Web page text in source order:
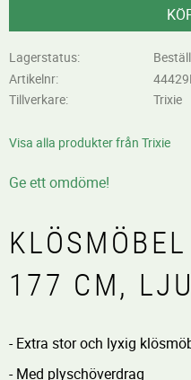
Lagerstatus
Artikelnr
Tillverkare
Trixie
Visa alla produkter från Trixie
Ge ett omdöme!
177 CM,
- Extra stor och lyxig
- Med plyschöverdrag